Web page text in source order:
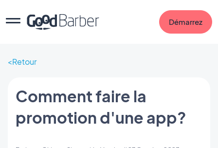
Démarrez
Retour
Comment faire la
promotion d'une app?